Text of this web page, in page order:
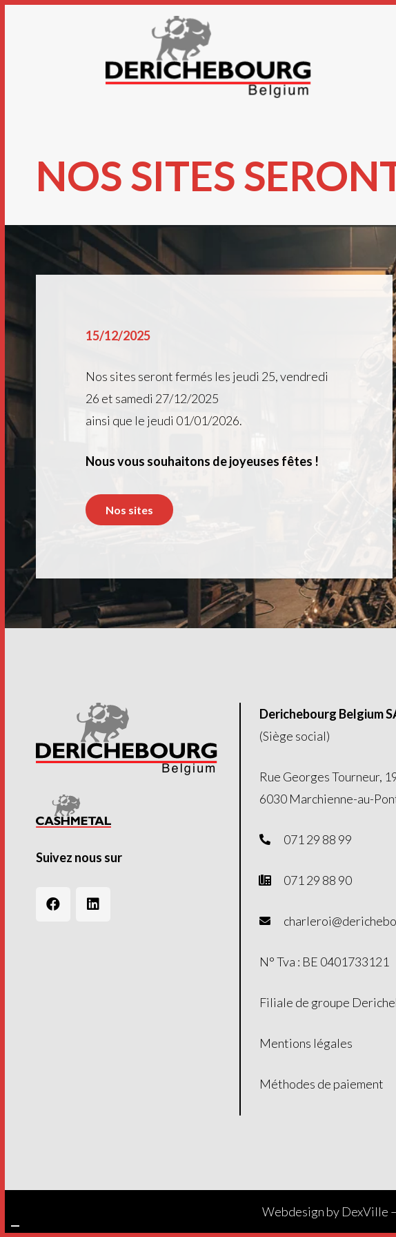
NOS SITES
15/12/2025
Nos sites seront fermés les jeudi 25, vendredi
26 et samedi 27/12/2025
ainsi que le jeudi 01/01/2026.
Nous vous souhaitons de joyeuses fêtes !
Nos sites
Suivez nous sur
Derichebourg Belgium
(Siège social)
Rue Georges Tourneur,
6030 Marchienne-au-
071 29 88 99
071 29 88 90
N° Tva : BE 0401733121
Filiale de groupe
Mentions légales
Méthodes de paiement
Webdesign by DexVille –